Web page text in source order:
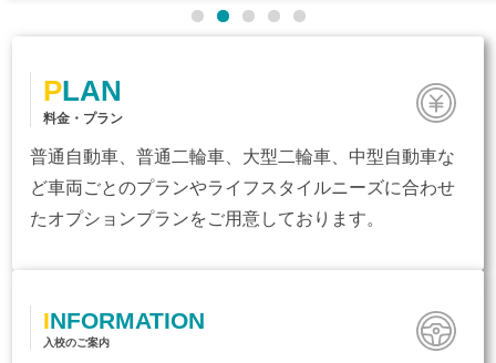
PLAN
料金・プラン
普通自動車、普通二輪車、大型二輪車、中型自動車な
ど車両ごとのプランやライフスタイルニーズに合わせ
たオプションプランをご用意しております。
INFORMATION
入校のご案内